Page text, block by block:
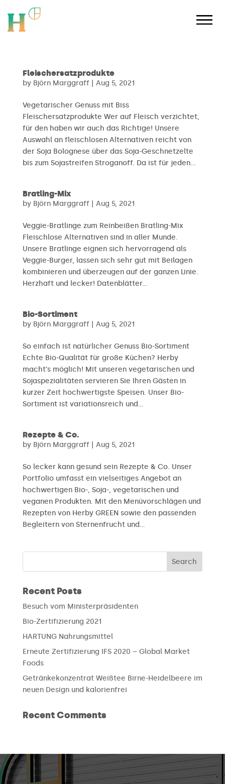
Fleischersatzprodukte
by Björn Marggraff| Aug 5, 2021
Vegetarischer Genuss mit Biss
Fleischersatzprodukte Wer auf Fleisch verzichtet,
für den haben wir auch das Richtige! Unsere
Auswahl an fleischlosen Alternativen reicht von
der Soja Bolognese über das Soja-Geschnetzelte
bis zum Sojastreifen Stroganoff. Da ist für jeden...
Bratling-Mix
by Björn Marggraff| Aug 5, 2021
Veggie-Bratlinge zum Reinbeißen Bratling-Mix
Fleischlose Alternativen sind in aller Munde.
Unsere Bratlinge eignen sich hervorragend als
Veggie-Burger, lassen sich sehr gut mit Beilagen
kombinieren und überzeugen auf der ganzen Linie.
Herzhaft und lecker! Datenblätter...
Bio-Sortiment
by Björn Marggraff| Aug 5, 2021
So einfach ist natürlicher Genuss Bio-Sortiment
Echte Bio-Qualität für große Küchen? Herby
macht’s möglich! Mit unseren vegetarischen und
Sojaspezialitäten servieren Sie Ihren Gästen in
kurzer Zeit hochwertigste Speisen. Unser Bio-
Sortiment ist variationsreich und...
Rezepte & Co.
by Björn Marggraff| Aug 5, 2021
So lecker kann gesund sein Rezepte & Co. Unser
Portfolio umfasst ein vielseitiges Angebot an
hochwertigen Bio-, Soja-, vegetarischen und
veganen Produkten. Mit den Menüvorschlägen und
Rezepten von Herby GREEN sowie den passenden
Begleitern von Sternenfrucht und...
Recent Posts
Besuch vom Ministerpräsidenten
Bio-Zertifizierung 2021
HARTUNG Nahrungsmittel
Erneute Zertifizierung IFS 2020 – Global Market
Foods
Getränkekonzentrat Weißtee Birne-Heidelbeere im
neuen Design und kalorienfrei
Recent Comments